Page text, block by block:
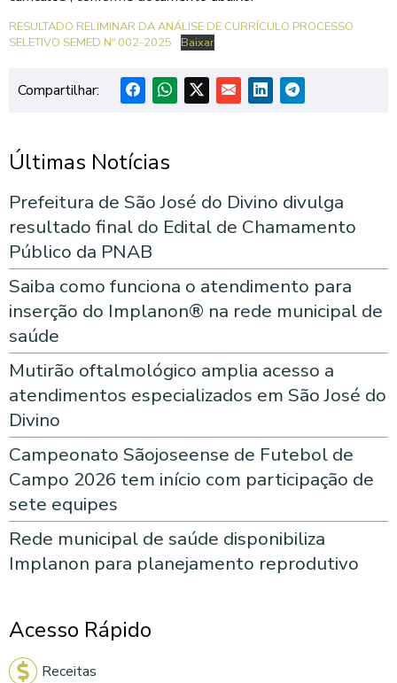
RESULTADO RELIMINAR DA ANÁLISE DE CURRÍCULO PROCESSO
SELETIVO SEMED Nº 002-2025
Baixar
Compartilhar:
Últimas Notícias
Prefeitura de São José do Divino divulga
resultado final do Edital de Chamamento
Público da PNAB
Saiba como funciona o atendimento para
inserção do Implanon® na rede municipal de
saúde
Mutirão oftalmológico amplia acesso a
atendimentos especializados em São José do
Divino
Campeonato Sãojoseense de Futebol de
Campo 2026 tem início com participação de
sete equipes
Rede municipal de saúde disponibiliza
Implanon para planejamento reprodutivo
Acesso Rápido
Receitas